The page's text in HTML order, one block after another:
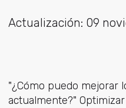
Actualización: 09
"¿Cómo puedo mejorar
actualmente?"